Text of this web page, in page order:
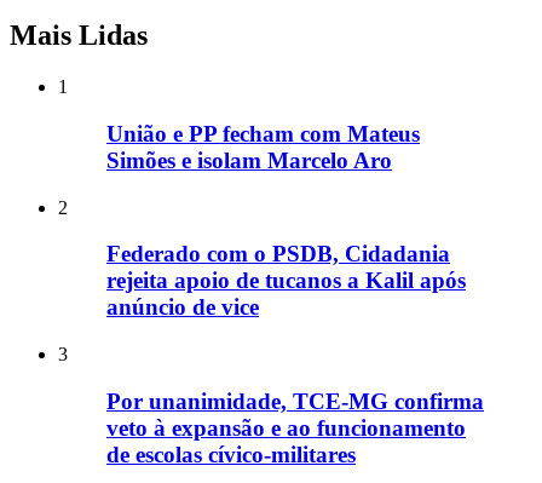
Mais Lidas
1
União e PP fecham com Mateus
Simões e isolam Marcelo Aro
2
Federado com o PSDB, Cidadania
rejeita apoio de tucanos a Kalil após
anúncio de vice
3
Por unanimidade, TCE-MG confirma
veto à expansão e ao funcionamento
de escolas cívico-militares